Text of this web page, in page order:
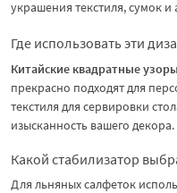
украшения текстиля, сумок и
Где использовать эти
Китайские квадратные
прекрасно подходят для
текстиля для сервировки
изысканность вашего декора.
Какой стабилизатор
Для льняных салфеток